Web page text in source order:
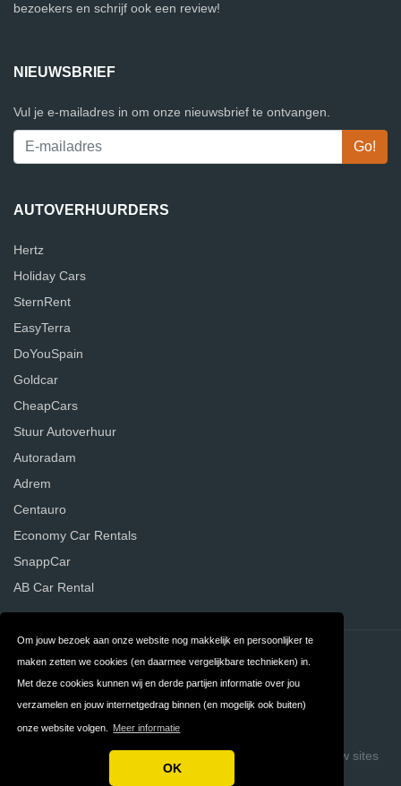
Om jouw bezoek aan onze website nog makkelijk en persoonlijker te
maken zetten we cookies (en daarmee vergelijkbare technieken) in.
Met deze cookies kunnen wij en derde partijen informatie over jou
verzamelen en jouw internetgedrag binnen (en mogelijk ook buiten)
onze website volgen. Meer informatie
OK
bezoekers en schrijf ook een review!
NIEUWSBRIEF
Vul je e-mailadres in om onze nieuwsbrief te ontvangen.
AUTOVERHUURDERS
Hertz
Holiday Cars
SternRent
EasyTerra
DoYouSpain
Goldcar
CheapCars
Stuur Autoverhuur
Autoradam
Adrem
Centauro
Economy Car Rentals
SnappCar
AB Car Rental
Contact Privacy
Algemene FAQ
Copyright © 2026 Vergelijk Autoverhuurders
Build review sites
with ReviewTycoon